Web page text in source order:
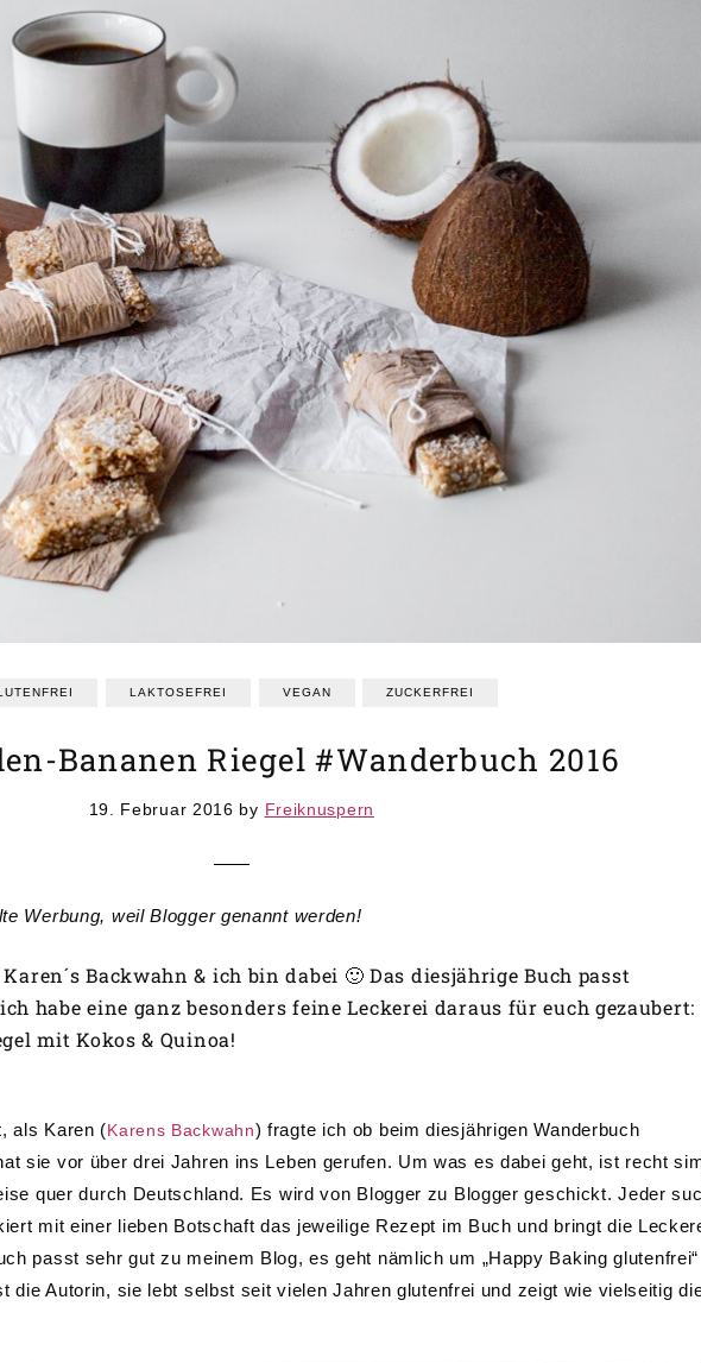
LAKTOSEFREI VEGAN ZUCKERFREI
Bananen Riegel #Wanderbuch 2016
19. Februar 2016 by Freiknuspern
Werbung, weil Blogger genannt werden!
Backwahn & ich bin dabei 🙂 Das diesjährige Buch passt
habe eine ganz besonders feine Leckerei daraus für euch gezaubert:
mit Kokos & Quinoa!
als Karen (Karens Backwahn) fragte ich ob beim diesjährigen Wanderbuch
sie vor über drei Jahren ins Leben gerufen. Um was es dabei geht, ist recht
quer durch Deutschland. Es wird von Blogger zu Blogger geschickt. Jeder
mit einer lieben Botschaft das jeweilige Rezept im Buch und bringt die
passt sehr gut zu meinem Blog, es geht nämlich um „Happy Baking glutenfrei“
die Autorin, sie lebt selbst seit vielen Jahren glutenfrei und zeigt wie vielseitig